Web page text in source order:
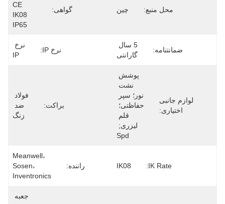
محل منبع: چین گواهی:
CE
IK08
IP65
ضمانتنامه:
5 سال
گارانتی
نرخ IP:
نرخ
IP
لوازم جانبی
اختیاری:
پوشش
نشت
نور؛ سپر
حفاظتی؛
قلم
لیزری;
Spd
براکت:
فولاد
ضد
زنگ
IK Rate:
IK08 راننده:
Meanwell،
Sosen،
Inventronics
جعبه